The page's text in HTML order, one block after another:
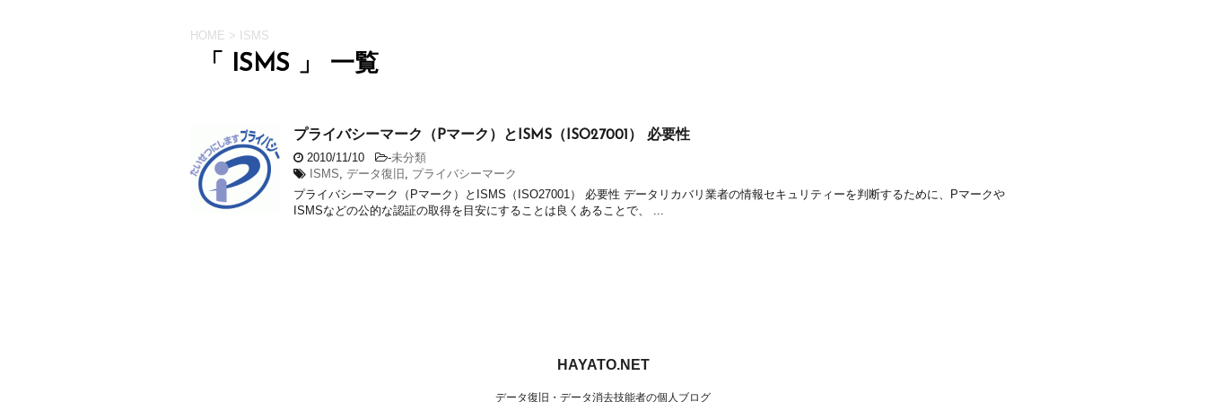
HOME > ISMS
「 ISMS 」 一覧
プライバシーマーク（Pマーク）とISMS（ISO27001） 必要性
2010/11/10 -未分類
ISMS, データ復旧 , プライバシーマーク
プライバシーマーク（Pマーク）とISMS（ISO27001） 必要性 データリカバリ業者の情報セキュリティーを判断するために、Pマークや
ISMSなどの公的な認証の取得を目安にすることは良くあることで、 ...
HAYATO.NET
データ復旧・データ消去技能者の個人ブログ